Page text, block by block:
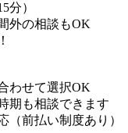
分）
外の相談もOK
わせて選択OK
期も相談できます
（前払い制度あり）